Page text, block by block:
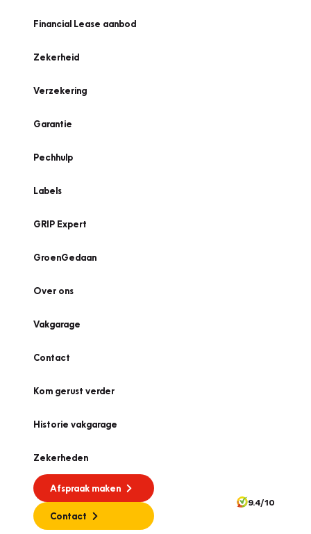
Financial Lease aanbod
Zekerheid
Verzekering
Garantie
Pechhulp
Labels
GRIP Expert
GroenGedaan
Over ons
Vakgarage
Contact
Kom gerust verder
Historie vakgarage
Zekerheden
Afspraak maken
Contact
9.4/10